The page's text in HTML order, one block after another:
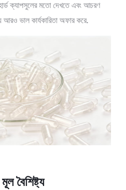
হার্ড ক্যাপসুলের মতো দেখতে এবং আচরণ
আরও ভাল কার্যকারিতা অফার করে.
বৈশিষ্ট্য